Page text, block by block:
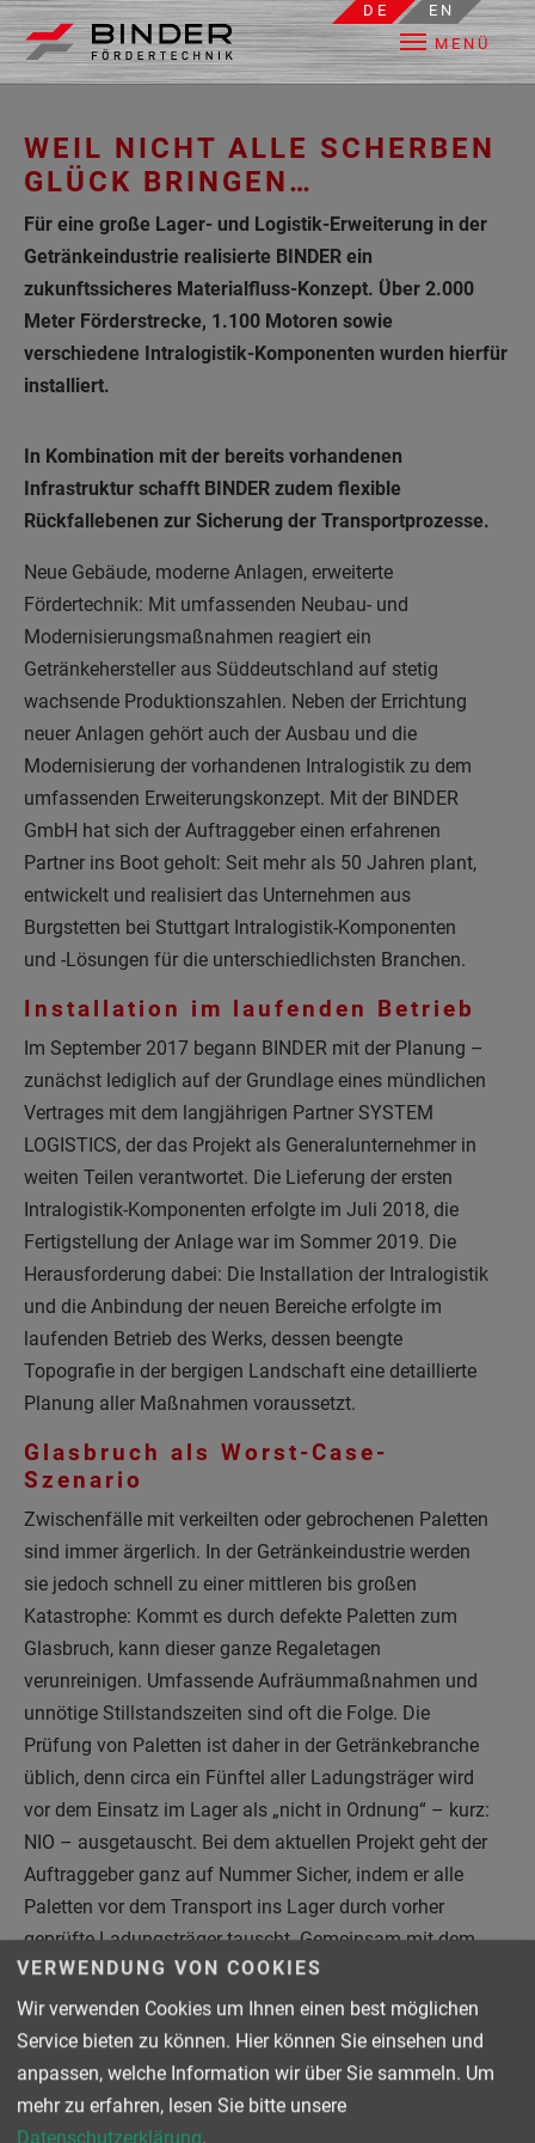
MENÜ
DE EN
WEIL NICHT ALLE SCHERBEN
GLÜCK BRINGEN…
Für eine große Lager- und Logistik-Erweiterung in der
Getränkeindustrie realisierte BINDER ein
zukunftssicheres Materialfluss-Konzept. Über 2.000
Meter Förderstrecke, 1.100 Motoren sowie
verschiedene Intralogistik-Komponenten wurden hierfür
installiert.
In Kombination mit der bereits vorhandenen
Infrastruktur schafft BINDER zudem flexible
Rückfallebenen zur Sicherung der Transportprozesse.
Neue Gebäude, moderne Anlagen, erweiterte
Fördertechnik: Mit umfassenden Neubau- und
Modernisierungsmaßnahmen reagiert ein
Getränkehersteller aus Süddeutschland auf stetig
wachsende Produktionszahlen. Neben der Errichtung
neuer Anlagen gehört auch der Ausbau und die
Modernisierung der vorhandenen Intralogistik zu dem
umfassenden Erweiterungskonzept. Mit der BINDER
GmbH hat sich der Auftraggeber einen erfahrenen
Partner ins Boot geholt: Seit mehr als 50 Jahren plant,
entwickelt und realisiert das Unternehmen aus
Burgstetten bei Stuttgart Intralogistik-Komponenten
und -Lösungen für die unterschiedlichsten Branchen.
Installation im laufenden Betrieb
Im September 2017 begann BINDER mit der Planung –
zunächst lediglich auf der Grundlage eines mündlichen
Vertrages mit dem langjährigen Partner SYSTEM
LOGISTICS, der das Projekt als Generalunternehmer in
weiten Teilen verantwortet. Die Lieferung der ersten
Intralogistik-Komponenten erfolgte im Juli 2018, die
Fertigstellung der Anlage war im Sommer 2019. Die
Herausforderung dabei: Die Installation der Intralogistik
und die Anbindung der neuen Bereiche erfolgte im
laufenden Betrieb des Werks, dessen beengte
Topografie in der bergigen Landschaft eine detaillierte
Planung aller Maßnahmen voraussetzt.
Glasbruch als Worst-Case-
Szenario
Zwischenfälle mit verkeilten oder gebrochenen Paletten
sind immer ärgerlich. In der Getränkeindustrie werden
sie jedoch schnell zu einer mittleren bis großen
Katastrophe: Kommt es durch defekte Paletten zum
Glasbruch, kann dieser ganze Regaletagen
verunreinigen. Umfassende Aufräummaßnahmen und
unnötige Stillstandszeiten sind oft die Folge. Die
Prüfung von Paletten ist daher in der Getränkebranche
üblich, denn circa ein Fünftel aller Ladungsträger wird
vor dem Einsatz im Lager als „nicht in Ordnung“ – kurz:
NIO – ausgetauscht. Bei dem aktuellen Projekt geht der
Auftraggeber ganz auf Nummer Sicher, indem er alle
Paletten vor dem Transport ins Lager durch vorher
geprüfte Ladungsträger tauscht. Gemeinsam mit dem
Kunden entwickelte BINDER für das Ladungsträger-
Management eine zuverlässige Palettenwechselstation
als maßgefertigte Sonderlösung. Gleich fünf Exemplare
der Wechselstation installierte BINDER im Rahmen des
Projektes in der neuen Anlage.
VERWENDUNG VON COOKIES
Wir verwenden Cookies um Ihnen einen best möglichen
Service bieten zu können. Hier können Sie einsehen und
anpassen, welche Information wir über Sie sammeln. Um
mehr zu erfahren, lesen Sie bitte unsere
Datenschutzerklärung.